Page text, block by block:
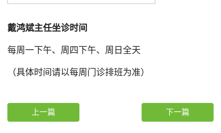
戴鸿斌主任坐诊时间
每周一下午、周四下午、周日全天
（具体时间请以每周门诊排班为准）
上一篇 下一篇